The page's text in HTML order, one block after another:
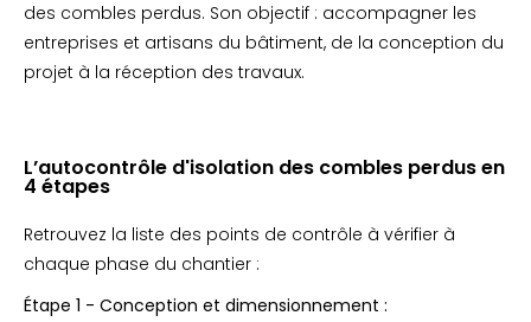
des combles perdus. Son objectif : accompagner les
entreprises et artisans du bâtiment, de la conception du
projet à la réception des travaux.
L’autocontrôle d'isolation des combles perdus en
4 étapes
Retrouvez la liste des points de contrôle à vérifier à
chaque phase du chantier :
Étape 1 - Conception et dimensionnement :